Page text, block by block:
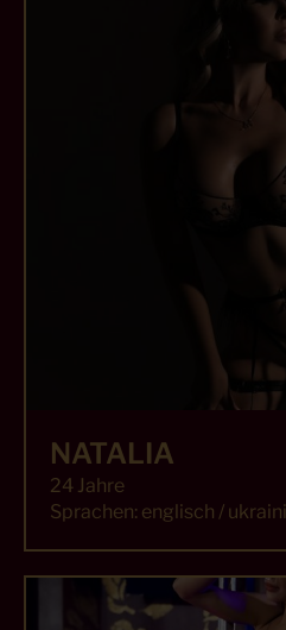
NATALIA
24 Jahre
Sprachen: englisch /